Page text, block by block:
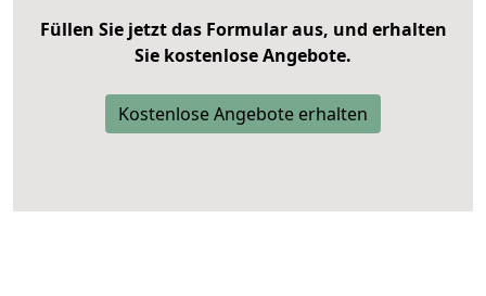
Füllen Sie jetzt das Formular aus, und erhalten
Sie kostenlose Angebote.
Kostenlose Angebote erhalten